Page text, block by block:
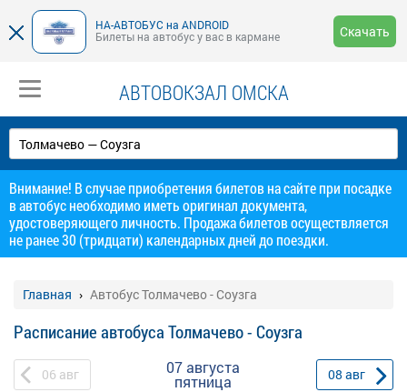
НА-АВТОБУС на ANDROID
Билеты на автобус у вас в кармане
Скачать
АВТОВОКЗАЛ ОМСКА
Внимание! В случае приобретения билетов на сайте при посадке
в автобус необходимо иметь оригинал документа,
удостоверяющего личность. Продажа билетов осуществляется
не ранее 30 (тридцати) календарных дней до поездки.
Главная Автобус Толмачево - Соузга
Расписание автобуса Толмачево - Соузга
06 авг 07 августа
пятница 08 авг